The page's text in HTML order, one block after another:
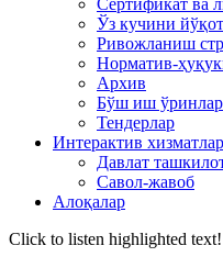
Сертификат ва
Ўз кучини
Ривожланиш
Норматив-
Архив
Бўш иш
Тендерлар
Интерактив хизматлар
Давлат
Савол-жавоб
Алоқалар
Click to listen highlighted text!